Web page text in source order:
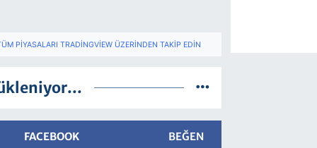
PIYASALARI TRADINGVIEW ÜZERINDEN TAKIP EDIN
FACEBOOK BEĞEN